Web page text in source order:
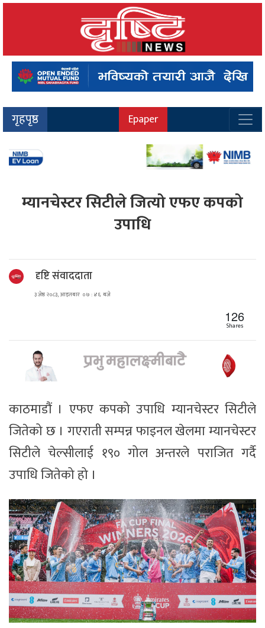
गृहपृष्ठ Epaper
म्यानचेस्टर सिटीले जित्यो एफए कपको
उपाधि
दृष्टि संवाददाता
३ जेष्ठ २०८३, आइतबार ०७ : ४६ बजे
126
Shares
काठमाडौं । एफए कपको उपाधि म्यानचेस्टर सिटीले
जितेको छ । गएराती सम्पन्न फाइनल खेलमा म्यानचेस्टर
सिटीले चेल्सीलाई १९० गोल अन्तरले पराजित गर्दै
उपाधि जितेको हो ।